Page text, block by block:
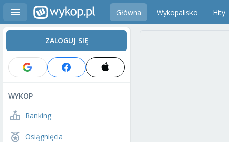
Główna Wykopalisko Hity
ZALOGUJ SIĘ
WYKOP
Ranking
Osiągnięcia